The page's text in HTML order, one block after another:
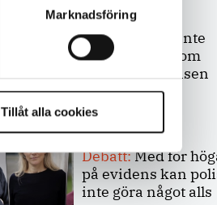
Marknadsföring
Tillåt alla cookies
8 juli 2026
Replik:
Det är inte
evidenskrav som
bakbinder polisen
7 juli 2026
Debatt:Med för
på evidens kan
inte göra något alls